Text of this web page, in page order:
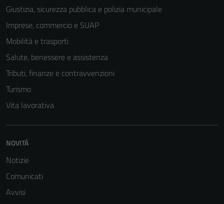
Giustizia, sicurezza pubblica e polizia municipale
Imprese, commercio e SUAP
Mobilità e trasporti
Salute, benessere e assistenza
Tributi, finanze e contravvenzioni
Turismo
Vita lavorativa
NOVITÀ
Notizie
Comunicati
Avvisi
Questi cookie
informazioni